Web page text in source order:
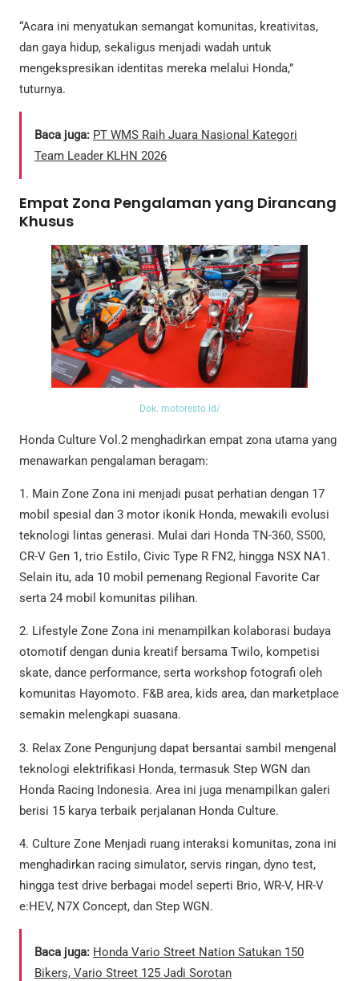
“Acara ini menyatukan semangat komunitas, kreativitas,
dan gaya hidup, sekaligus menjadi wadah untuk
mengekspresikan identitas mereka melalui Honda,”
tuturnya.
Baca juga: PT WMS Raih Juara Nasional Kategori
Team Leader KLHN 2026
Empat Zona Pengalaman yang Dirancang
Khusus
Dok. motoresto.id/
Honda Culture Vol.2 menghadirkan empat zona utama yang
menawarkan pengalaman beragam:
1. Main Zone Zona ini menjadi pusat perhatian dengan 17
mobil spesial dan 3 motor ikonik Honda, mewakili evolusi
teknologi lintas generasi. Mulai dari Honda TN-360, S500,
CR-V Gen 1, trio Estilo, Civic Type R FN2, hingga NSX NA1.
Selain itu, ada 10 mobil pemenang Regional Favorite Car
serta 24 mobil komunitas pilihan.
2. Lifestyle Zone Zona ini menampilkan kolaborasi budaya
otomotif dengan dunia kreatif bersama Twilo, kompetisi
skate, dance performance, serta workshop fotografi oleh
komunitas Hayomoto. F&B area, kids area, dan marketplace
semakin melengkapi suasana.
3. Relax Zone Pengunjung dapat bersantai sambil mengenal
teknologi elektrifikasi Honda, termasuk Step WGN dan
Honda Racing Indonesia. Area ini juga menampilkan galeri
berisi 15 karya terbaik perjalanan Honda Culture.
4. Culture Zone Menjadi ruang interaksi komunitas, zona ini
menghadirkan racing simulator, servis ringan, dyno test,
hingga test drive berbagai model seperti Brio, WR-V, HR-V
e:HEV, N7X Concept, dan Step WGN.
Baca juga: Honda Vario Street Nation Satukan 150
Bikers, Vario Street 125 Jadi Sorotan